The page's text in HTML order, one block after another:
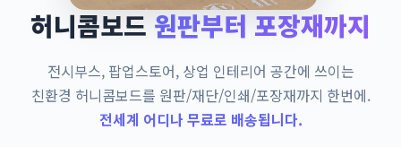
허니콤보드 원판부터 포장재까지
전시부스, 팝업스토어, 상업 인테리어 공간에 쓰이는
친환경 허니콤보드를 원판/재단/인쇄/포장재까지 한번에.
전세계 어디나 무료로 배송됩니다.